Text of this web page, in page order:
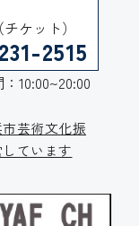
ケット）
2515
10:00~20:00
市芸術文化振
ています